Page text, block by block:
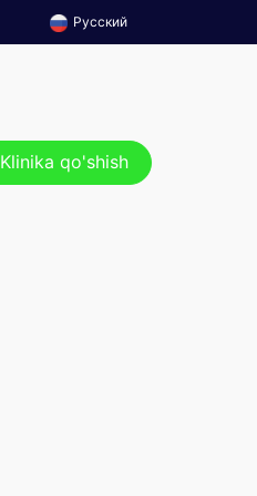
Русский
Klinika qo'shish